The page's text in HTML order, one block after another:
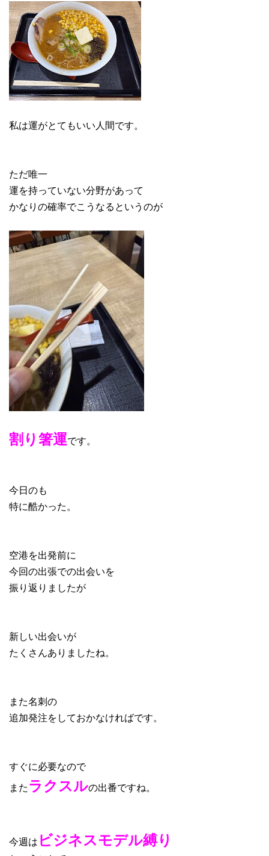
私は運がとてもいい人間です。
ただ唯一
運を持っていない分野があって
かなりの確率でこうなるというのが
割り箸運です。
今日のも
特に酷かった。
空港を出発前に
今回の出張での出会いを
振り返りましたが
新しい出会いが
たくさんありましたね。
また名刺の
追加発注をしておかなければです。
すぐに必要なので
またラクスルの出番ですね。
今週は ビジネスモデル縛り